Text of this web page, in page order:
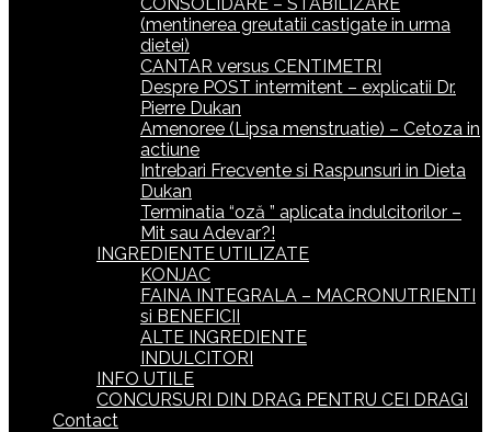
(mentinerea greutatii castigate in urma
dietei)
CANTAR versus CENTIMETRI
Despre POST intermitent – explicatii Dr.
Pierre Dukan
Amenoree (Lipsa menstruatie) – Cetoza in
actiune
Intrebari Frecvente si Raspunsuri in Dieta
Dukan
Terminatia “oză ” aplicata indulcitorilor –
Mit sau Adevar?!
INGREDIENTE UTILIZATE
KONJAC
FAINA INTEGRALA – MACRONUTRIENTI
si BENEFICII
ALTE INGREDIENTE
INDULCITORI
INFO UTILE
CONCURSURI DIN DRAG PENTRU CEI DRAGI
Contact